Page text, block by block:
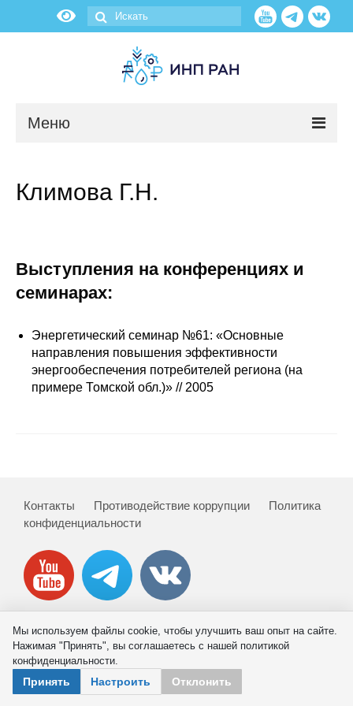
Меню
Научные подразделения
Сотрудники
Отчетность
Публикации
Научная жизнь
Издания
О журнале
Номера журналов
Климова Г.Н.
Выступления на конференциях и
семинарах:
Энергетический семинар №61: «Основные
направления повышения эффективности
энергообеспечения потребителей региона (на
примере Томской обл.)» // 2005
Контакты Противодействие коррупции
Политика
конфиденциальности
© 2026 ИНП РАН
Мы используем файлы cookie, чтобы улучшить ваш опыт на сайте.
Нажимая "Принять", вы соглашаетесь с нашей политикой
конфиденциальности.
Принять Настроить Отклонить